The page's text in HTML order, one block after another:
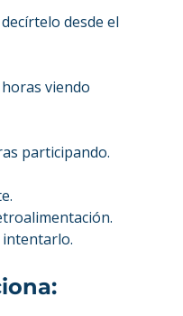
desde el
viendo
participando.
intentarlo.